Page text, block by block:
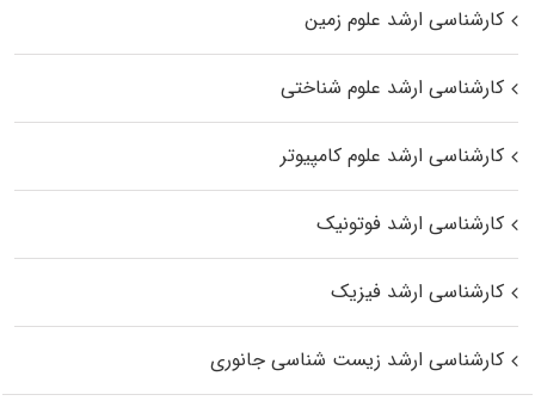
کارشناسی ارشد علوم زمین
کارشناسی ارشد علوم شناختی
کارشناسی ارشد علوم کامپیوتر
کارشناسی ارشد فوتونیک
کارشناسی ارشد فیزیک
کارشناسی ارشد زیست‌ شناسی جانوری